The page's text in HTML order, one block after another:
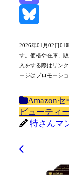
Mastodon
2026年01月02日01
す。価格や在庫、
入をする際はリン
ージはプロモーシ
Amazonセ
ビューティー
特さんマ